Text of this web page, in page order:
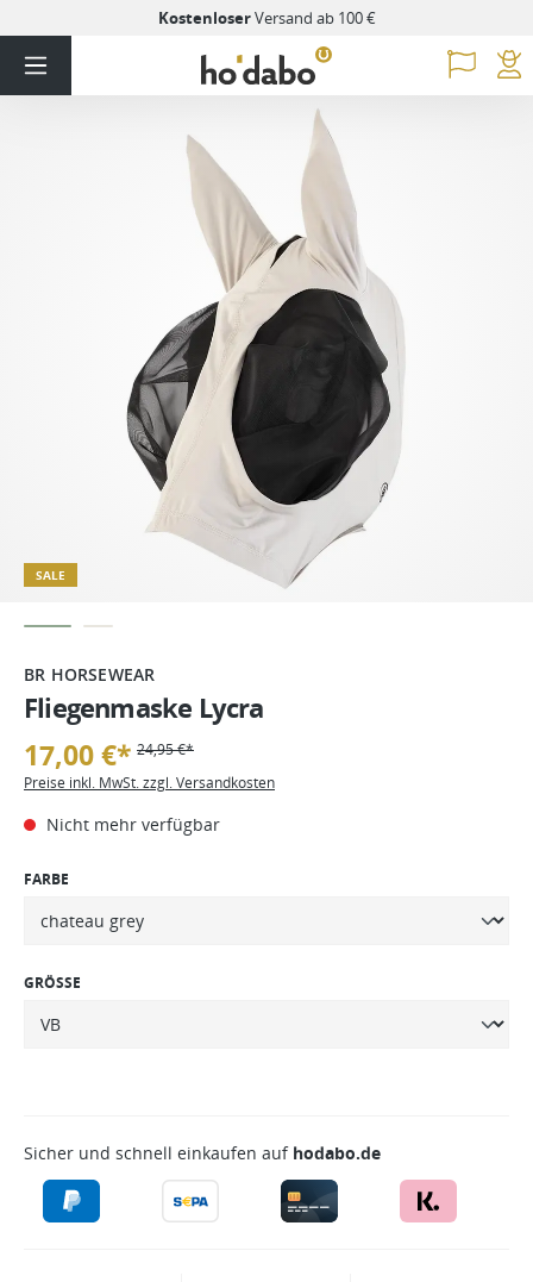
KostenloserVersand ab 100 €
SALE
BR HORSEWEAR
Fliegenmaske Lycra
17,00 €* 24,95 €*
Preise inkl. MwSt. zzgl. Versandkosten
Nicht mehr verfügbar
FARBE
GRÖSSE
Sicher und schnell einkaufen auf hodabo.de